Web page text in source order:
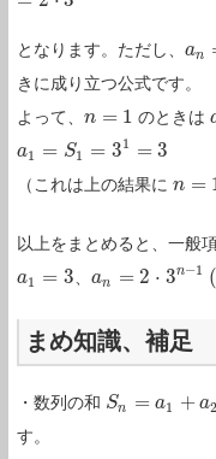
となります。ただし、 an
an =
きに成り立つ公式です。
よって、 n = 1
n= 1 のときは
a1 = S1 = 31 = 3
a1 =S1=3 1=3
（これは上の結果に n =
n= 1
以上をまとめると、一般
a1 = 3
a1 =3 、an = 2 ⋅ 3n−1
an =2⋅ 3n − 1(n ≥2 )
まめ知識、補足
・数列の和 Sn = a1 + a2
Sn a1 +a 2+⋯+
す。